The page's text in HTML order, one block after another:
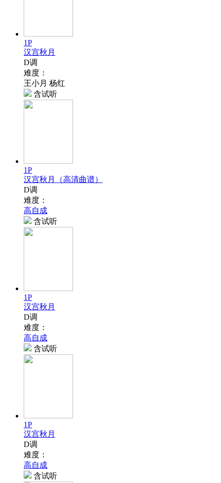
1P
汉宫秋月
D调
难度：
王小月 杨红
含试听
1P
汉宫秋月（高清曲谱）
D调
难度：
高自成
含试听
1P
汉宫秋月
D调
难度：
高自成
含试听
1P
汉宫秋月
D调
难度：
高自成
含试听